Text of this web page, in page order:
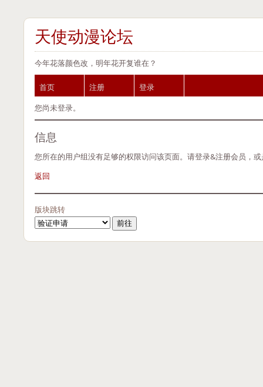
天使动漫论坛
今年花落颜色改，明年花开复谁在？
首页 注册
登录
您尚未登录。
信息
您所在的用户组没有足够的权限访问该页面。请登录&注册会员，
返回
版块跳转